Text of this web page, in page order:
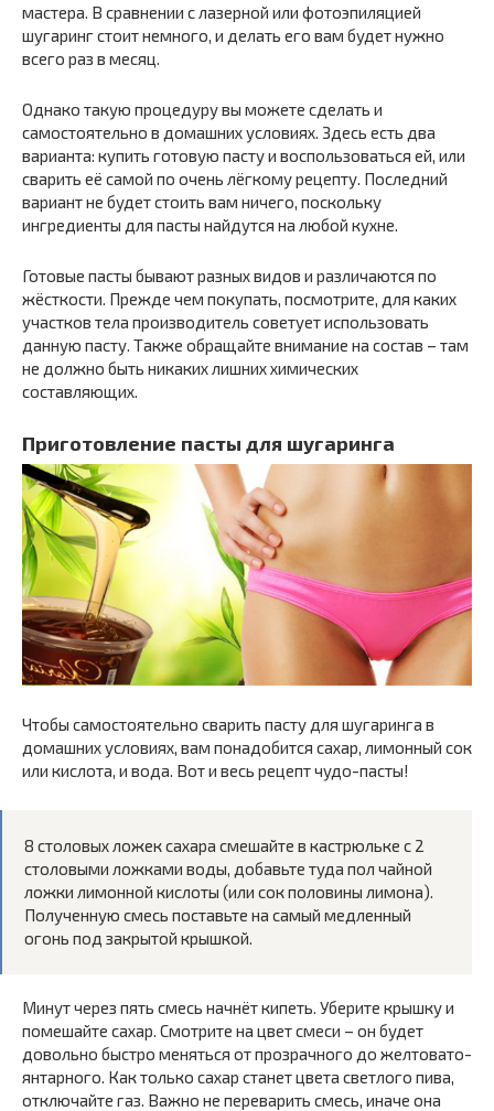
мастера. В сравнении с лазерной или фотоэпиляцией
шугаринг стоит немного, и делать его вам будет нужно
всего раз в месяц.
Однако такую процедуру вы можете сделать и
самостоятельно в домашних условиях. Здесь есть два
варианта: купить готовую пасту и воспользоваться ей, или
сварить её самой по очень лёгкому рецепту. Последний
вариант не будет стоить вам ничего, поскольку
ингредиенты для пасты найдутся на любой кухне.
Готовые пасты бывают разных видов и различаются по
жёсткости. Прежде чем покупать, посмотрите, для каких
участков тела производитель советует использовать
данную пасту. Также обращайте внимание на состав – там
не должно быть никаких лишних химических
составляющих.
Приготовление пасты для шугаринга
Чтобы самостоятельно сварить пасту для шугаринга в
домашних условиях, вам понадобится сахар, лимонный сок
или кислота, и вода. Вот и весь рецепт чудо-пасты!
8 столовых ложек сахара смешайте в кастрюльке с 2
столовыми ложками воды, добавьте туда пол чайной
ложки лимонной кислоты (или сок половины лимона).
Полученную смесь поставьте на самый медленный
огонь под закрытой крышкой.
Минут через пять смесь начнёт кипеть. Уберите крышку и
помешайте сахар. Смотрите на цвет смеси – он будет
довольно быстро меняться от прозрачного до желтовато-
янтарного. Как только сахар станет цвета светлого пива,
отключайте газ. Важно не переварить смесь, иначе она